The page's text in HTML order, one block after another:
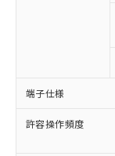
端子仕様
許容操作頻度
こ
在
記
タ
覧
準
正
様
いたも
むを得
*EU RoHS
鉛(Pb)
六価クロム
類(PBB)
(PBDE)
ル) (DEHP)(
ルベンジル
（DBP）
基準値
「－」
ム) : 100ppm
Cr(Ⅵ)(六価
ニル類) :
ル類) :
DBP(フタ
当
為
（
ま
国
可
当
全
○